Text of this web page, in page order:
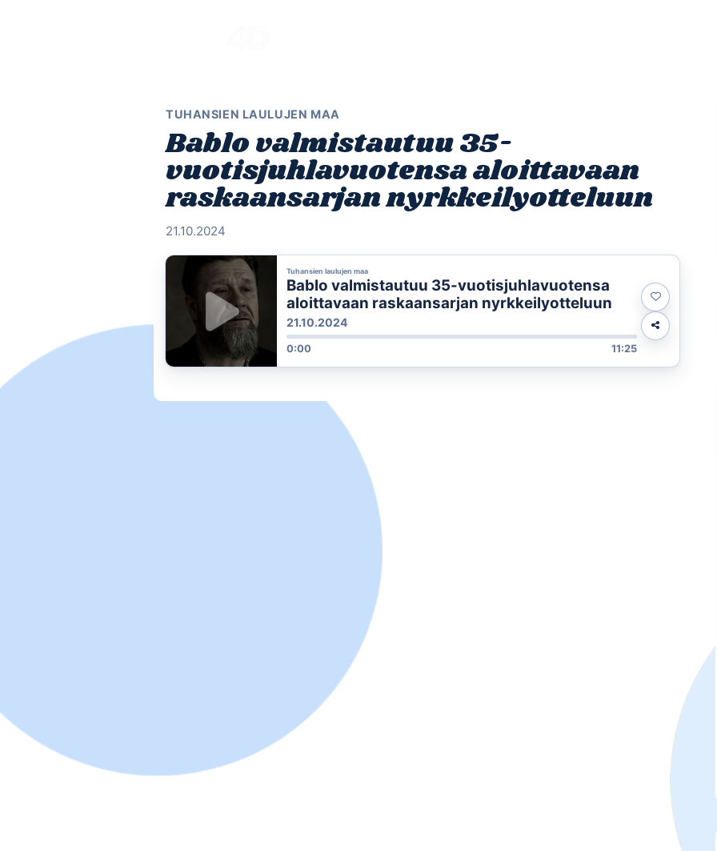
TUHANSIEN LAULUJEN MAA
Bablo valmistautuu 35-
vuotisjuhlavuotensa aloittavaan
raskaansarjan nyrkkeilyotteluun
21.10.2024
Tuhansien laulujen maa
Bablo valmistautuu 35-vuotisjuhlavuotensa
aloittavaan raskaansarjan nyrkkeilyotteluun
21.10.2024
0:00 11:25